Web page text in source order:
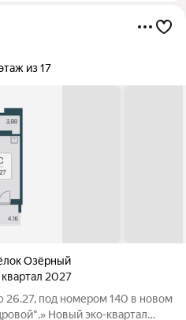
из 17
Озёрный
квартал 2027
под номером 140 в новом
Новый эко-квартал